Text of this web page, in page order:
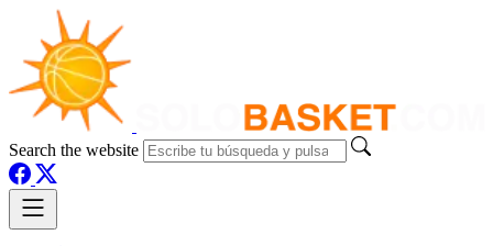
Search the website